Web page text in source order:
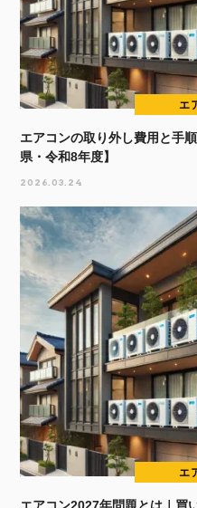
エ
エアコンの取り外し費用と手
県・令和8年度】
2026.03.24
エ
エアコン2027年問題とは｜買